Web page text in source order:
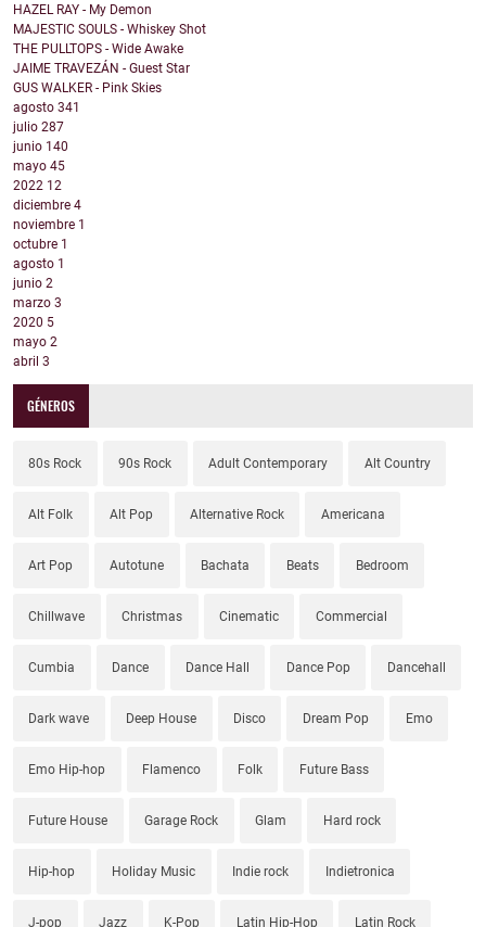
HAZEL RAY - My Demon
MAJESTIC SOULS - Whiskey Shot
THE PULLTOPS - Wide Awake
JAIME TRAVEZÁN - Guest Star
GUS WALKER - Pink Skies
agosto 341
julio 287
junio 140
mayo 45
2022 12
diciembre 4
noviembre 1
octubre 1
agosto 1
junio 2
marzo 3
2020 5
mayo 2
abril 3
GÉNEROS
80s Rock 90s Rock Adult Contemporary Alt Country
Alt Folk Alt Pop Alternative Rock Americana
Art Pop Autotune Bachata Beats Bedroom
Chillwave Christmas Cinematic Commercial
Cumbia Dance Dance Hall Dance Pop Dancehall
Dark wave Deep House Disco Dream Pop Emo
Emo Hip-hop Flamenco Folk Future Bass
Future House Garage Rock Glam Hard rock
Hip-hop Holiday Music Indie rock Indietronica
J-pop Jazz K-Pop Latin Hip-Hop Latin Rock